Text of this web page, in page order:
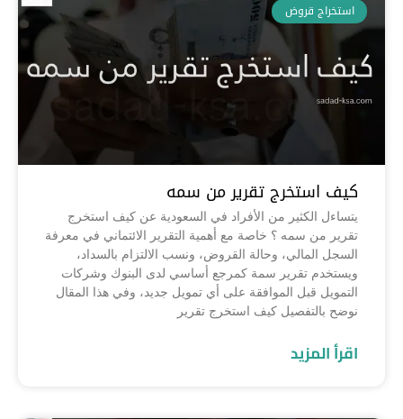
استخراج قروض
كيف استخرج تقرير من سمه
يتساءل الكثير من الأفراد في السعودية عن كيف استخرج
تقرير من سمه ؟ خاصة مع أهمية التقرير الائتماني في معرفة
السجل المالي، وحالة القروض، ونسب الالتزام بالسداد،
ويستخدم تقرير سمة كمرجع أساسي لدى البنوك وشركات
التمويل قبل الموافقة على أي تمويل جديد، وفي هذا المقال
نوضح بالتفصيل كيف استخرج تقرير
اقرأ المزيد